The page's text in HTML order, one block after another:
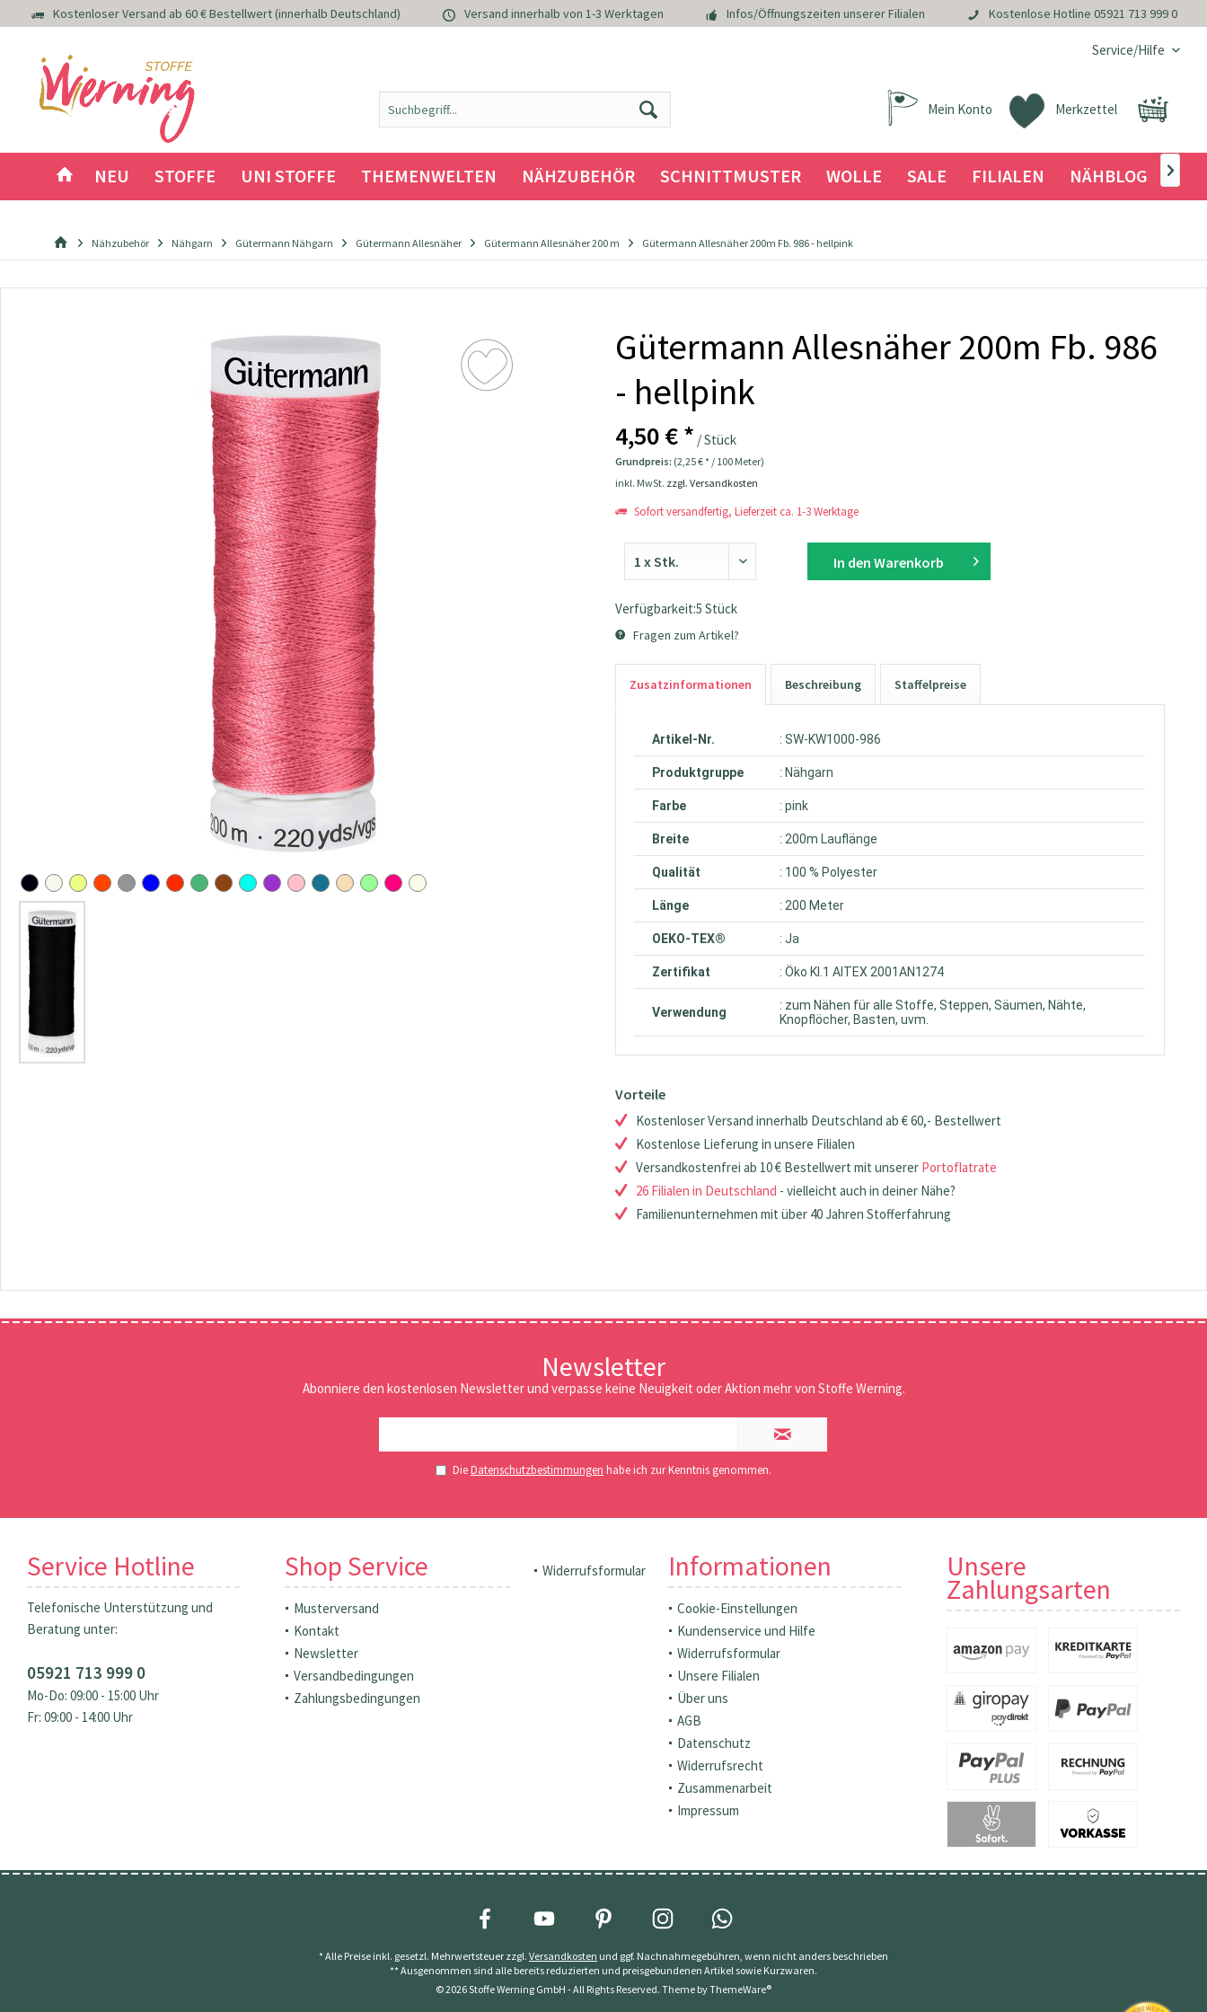
Kostenloser Versand ab 60 € Bestellwert (innerhalb Deutschland) Versand innerhalb von 1-3 Werktagen Infos/Öffnungszeiten unserer Filialen Kostenlose Hotline 05921 713 999 0
Service/Hilfe
Merkzettel
Mein Konto
NEU STOFFE UNI STOFFE THEMENWELTEN NÄHZUBEHÖR SCHNITTMUSTER WOLLE SALE FILIALEN NÄHBLOG 
Nähzubehör Nähgarn Gütermann Nähgarn Gütermann Allesnäher Gütermann Allesnäher 200 m Gütermann Allesnäher 200m Fb. 986 - hellpink
Gütermann Allesnäher 200m Fb. 986
- hellpink
4,50 € * / Stück
Grundpreis: (2,25 € * / 100 Meter)
inkl. MwSt. zzgl. Versandkosten
Sofort versandfertig, Lieferzeit ca. 1-3 Werktage
In den Warenkorb
Verfügbarkeit:5 Stück
Fragen zum Artikel?
Zusatzinformationen Beschreibung Staffelpreise
Artikel-Nr. : SW-KW1000-986
Produktgruppe : Nähgarn
Farbe : pink
Breite : 200m Lauflänge
Qualität : 100 % Polyester
Länge : 200 Meter
OEKO-TEX® : Ja
Zertifikat : Öko Kl.1 AITEX 2001AN1274
Verwendung
: zum Nähen für alle Stoffe, Steppen, Säumen, Nähte,
Knopflöcher, Basten, uvm.
Vorteile
Kostenloser Versand innerhalb Deutschland ab € 60,- Bestellwert
Kostenlose Lieferung in unsere Filialen
Versandkostenfrei ab 10 € Bestellwert mit unserer Portoflatrate
26 Filialen in Deutschland - vielleicht auch in deiner Nähe?
Familienunternehmen mit über 40 Jahren Stofferfahrung
Newsletter
Abonniere den kostenlosen Newsletter und verpasse keine Neuigkeit oder Aktion mehr von Stoffe Werning.
DieDatenschutzbestimmungen habe ich zur Kenntnis genommen.
Service Hotline
Telefonische Unterstützung und
Beratung unter:
05921 713 999 0
Mo-Do: 09:00 - 15:00 Uhr
Fr: 09:00 - 14:00 Uhr
Shop Service
Musterversand
Kontakt
Newsletter
Versandbedingungen
Zahlungsbedingungen
Widerrufsformular Informationen
Cookie-Einstellungen
Kundenservice und Hilfe
Widerrufsformular
Unsere Filialen
Über uns
AGB
Datenschutz
Widerrufsrecht
Zusammenarbeit
Impressum
Unsere
Zahlungsarten
* Alle Preise inkl. gesetzl. Mehrwertsteuer zzgl. Versandkosten und ggf. Nachnahmegebühren, wenn nicht anders beschrieben
** Ausgenommen sind alle bereits reduzierten und preisgebundenen Artikel sowie Kurzwaren.
© 2026 Stoffe Werning GmbH - All Rights Reserved. Theme byThemeWare®